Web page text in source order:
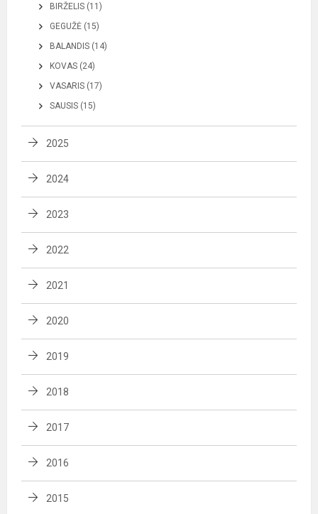
BIRŽELIS (11)
GEGUŽĖ (15)
BALANDIS (14)
KOVAS (24)
VASARIS (17)
SAUSIS (15)
2025
2024
2023
2022
2021
2020
2019
2018
2017
2016
2015